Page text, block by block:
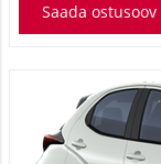
Saada ostusoov